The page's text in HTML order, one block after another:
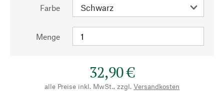
Farbe
Menge
32,90 €
alle Preise inkl. MwSt., zzgl. Versandkosten